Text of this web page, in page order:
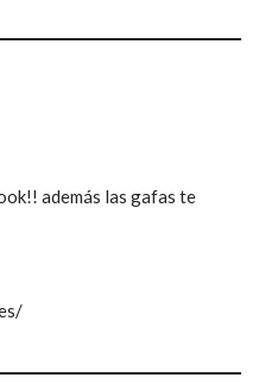
además las gafas te